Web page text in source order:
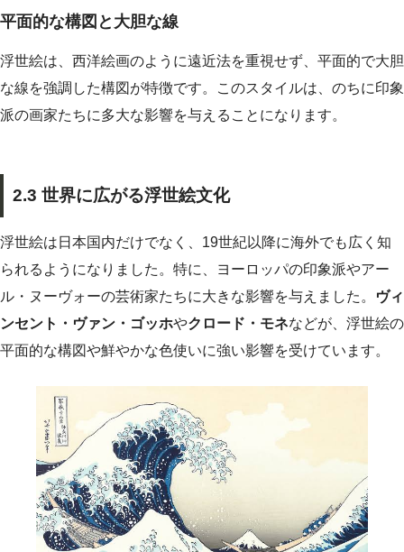
平面的な構図と大胆な線
浮世絵は、西洋絵画のように遠近法を重視せず、平面的で大胆
な線を強調した構図が特徴です。このスタイルは、のちに印象
派の画家たちに多大な影響を与えることになります。
2.3 世界に広がる浮世絵文化
浮世絵は日本国内だけでなく、19世紀以降に海外でも広く知
られるようになりました。特に、ヨーロッパの印象派やアー
ル・ヌーヴォーの芸術家たちに大きな影響を与えました。
ヴィ
ンセント・ヴァン・ゴッホやクロード・モネなどが、浮世絵の
平面的な構図や鮮やかな色使いに強い影響を受けています。